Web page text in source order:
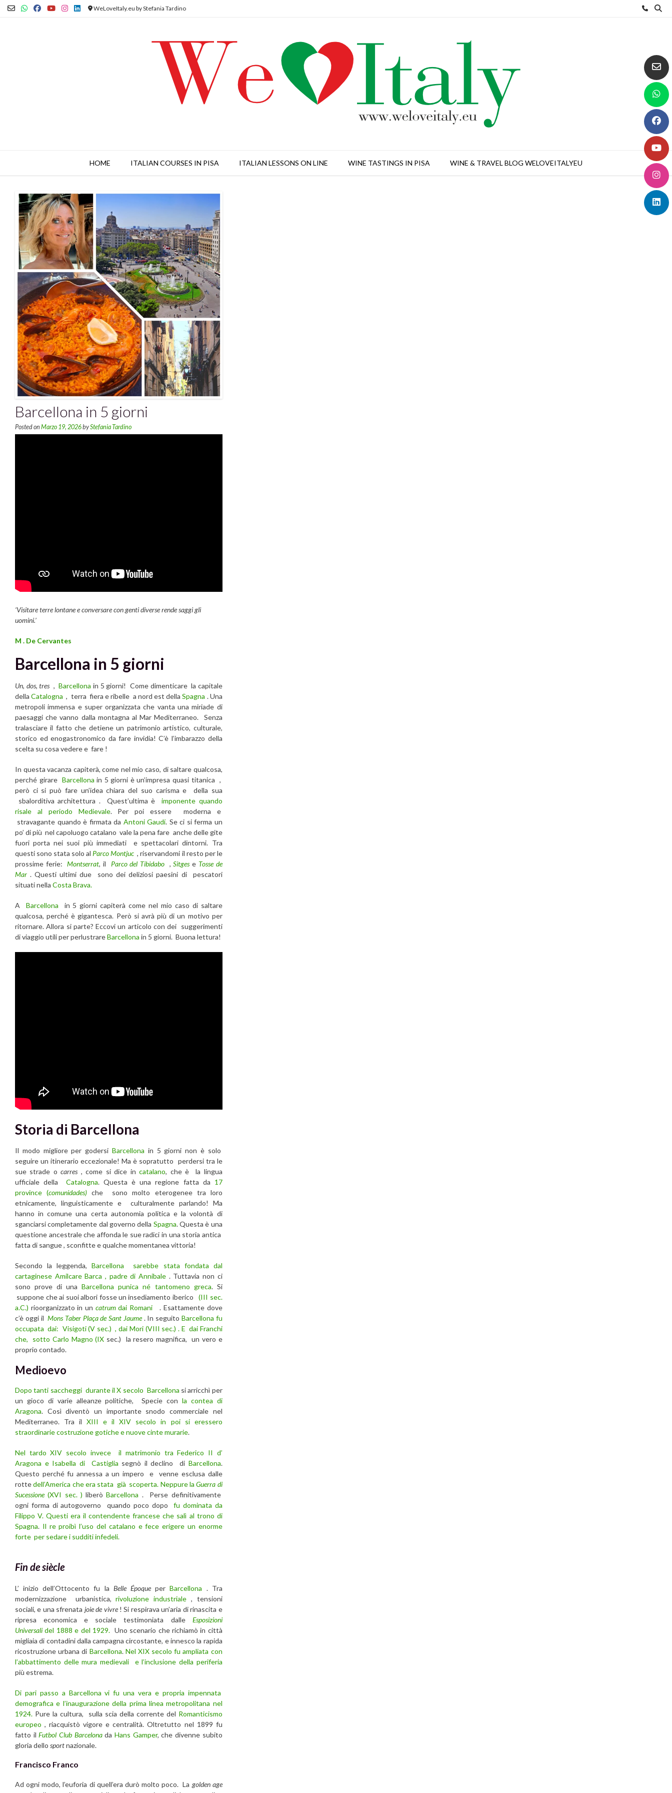
Skip
WeLoveItaly.eu by Stefania Tardino
HOME ITALIAN COURSES IN PISA ITALIAN LESSONS ON LINE WINE TASTINGS IN PISA WINE & TRAVEL BLOG WELOVEITALYEU
Barcellona in 5 giorni
Posted on Marzo 19, 2026byStefania Tardino
‘Visitare terre lontane e conversare con genti diverse rende saggi gli
uomini.’
M . De Cervantes
Barcellona in 5 giorni
Un, dos,tres ,Barcellona in 5 giorni! Come dimenticare la capitale
dellaCatalogna , terra fiera e ribelle a nord est dellaSpagna . Una
metropoli immensa e super organizzata che vanta una miriade di
paesaggi che vanno dalla montagna al Mar Mediterraneo. Senza
tralasciare il fatto che detiene un patrimonio artistico, culturale,
storico ed enogastronomico da fare invidia! C’è l’imbarazzo della
scelta su cosa vedere e fare !
In questa vacanza capiterà, come nel mio caso, di saltare qualcosa,
perché girare Barcellona in 5 giorni è un’impresa quasi titanica ,
però ci si può fare un’idea chiara del suo carisma e della sua
sbalorditiva architettura . Quest’ultima èimponente quando
risale al periodo Medievale. Per poi essere moderna e
stravagante quando è firmata da Antoni Gaudí. Se ci si ferma un
po’ di più nel capoluogo catalano vale la pena fare anche delle gite
fuori porta nei suoi più immediati e spettacolari dintorni. Tra
questi sono stata solo al Parco Montjuc , riservandomi il resto per le
prossime ferie:Montserrat, il Parco del Tibidabo ,Sitgese Tosse de
Mar . Questi ultimi due sono dei deliziosi paesini di pescatori
situati nella Costa Brava.
A Barcellona in 5 giorni capiterà come nel mio caso di saltare
qualcosa, perché è gigantesca. Però si avrà più di un motivo per
ritornare. Allora si parte? Eccovi un articolo con dei suggerimenti
di viaggio utili per perlustrareBarcellona in 5 giorni. Buona lettura!
Storia di Barcellona
Il modo migliore per godersi Barcellona in 5 giorni non è solo
seguire un itinerario eccezionale! Ma è sopratutto perdersi tra le
sue strade ocarres , come si dice incatalano, che è la lingua
ufficiale dellaCatalogna. Questa è una regione fatta da 17
province (comunidades) che sono molto eterogenee tra loro
etnicamente, linguisticamente e culturalmente parlando! Ma
hanno in comune una certa autonomia politica e la volontà di
sganciarsi completamente dal governo della Spagna. Questa è una
questione ancestrale che affonda le sue radici in una storia antica
fatta di sangue , sconfitte e qualche momentanea vittoria!
Secondo la leggenda,Barcellona
sarebbe stata fondata dal
cartaginese Amilcare Barca , padre di Annibale . Tuttavia non ci
sono prove di unaBarcellona punica né tantomeno greca. Si
suppone che ai suoi albori fosse un insediamento iberico
(III sec.
a.C.) rioorganizzato in un catrumdai Romani
. Esattamente dove
c’è oggi ilMons Taber Plaça de Sant Jaume . In seguito Barcellona fu
occupata dai: Visigoti (V sec.) , dai Mori (VIII sec.) . E dai Franchi
che, sotto Carlo Magno (IX sec.) la resero magnifica, un vero e
proprio contado.
Medioevo
Dopo tanti saccheggi durante il X secolo Barcellona si arricchì per
un gioco di varie alleanze politiche, Specie con la contea di
Aragona. Così diventò un importante snodo commerciale nel
Mediterraneo. Tra ilXIII e il XIV secolo in poi si eressero
straordinarie costruzione gotiche e nuove cinte murarie.
Nel tardo XIV secolo invece il matrimonio tra Federico II d’
Aragona e Isabella di Castiglia segnò il declino di Barcellona.
Questo perché fu annessa a un impero e venne esclusa dalle
rottedell’America che era stata già scoperta. Neppure laGuerra di
Sucessione(XVI sec. ) liberòBarcellona . Perse definitivamente
ogni forma di autogoverno quando poco dopofu dominata da
Filippo V. Questi era il contendente francese che salì al trono di
Spagna. Il re proibì l’uso del catalano e fece erigere un enorme
forte per sedare i sudditi infedeli.
Fin de siècle
L’ inizio dell’Ottocento fu la Belle ÉpoqueperBarcellona . Tra
modernizzazione urbanistica,rivoluzione industriale , tensioni
sociali, e una sfrenata joie de vivre! Si respirava un’aria di rinascita e
ripresa economica e sociale testimoniata dalle Esposizioni
Universalidel 1888 e del 1929.Uno scenario che richiamò in città
migliaia di contadini dalla campagna circostante, e innesco la rapida
ricostruzione urbana di Barcellona. Nel XIX secolo fu ampliata con
l’abbattimento delle mura medievali e l’inclusione della periferia
più estrema.
Di pari passo a Barcellona vi fu una vera e propria impennata
demografica e l’inaugurazione della prima linea metropolitana nel
1924. Pure la cultura, sulla scia della corrente del Romanticismo
europeo , riacquistò vigore e centralità. Oltretutto nel 1899 fu
fatto ilFutbol Club BarcelonadaHans Gamper, che divenne subito
gloria dello sportnazionale.
Francisco Franco
Ad ogni modo, l’euforia di quell’era durò molto poco. La golden age